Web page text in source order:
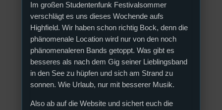
Im großen Studentenfunk Festivalsommer
verschlägt es uns dieses Wochende aufs
Highfield. Wir haben schon richtig Bock, denn die
phänomenale Location wird nur von den noch
phänomenaleren Bands getoppt. Was gibt es
besseres als nach dem Gig seiner Lieblingsband
in den See zu hüpfen und sich am Strand zu
sonnen. Wie Urlaub, nur mit besserer Musik.
Also ab auf die Website und sichert euch die